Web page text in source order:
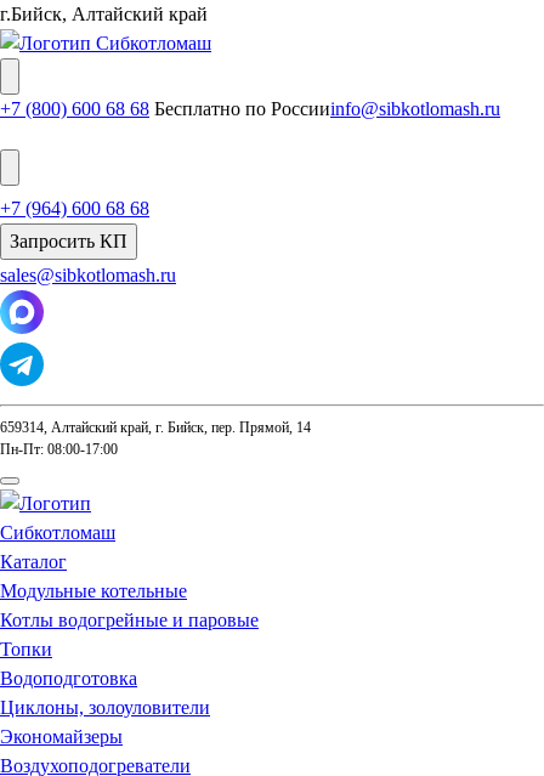
г.Бийск, Алтайский край
+7 (800) 600 68 68 Бесплатно по Россииinfo@sibkotlomash.ru
+7 (964) 600 68 68
Запросить КП
sales@sibkotlomash.ru
659314, Алтайский край, г. Бийск, пер. Прямой, 14
Пн-Пт: 08:00-17:00
Каталог
Модульные котельные
Котлы водогрейные и паровые
Топки
Водоподготовка
Циклоны, золоуловители
Экономайзеры
Воздухоподогреватели